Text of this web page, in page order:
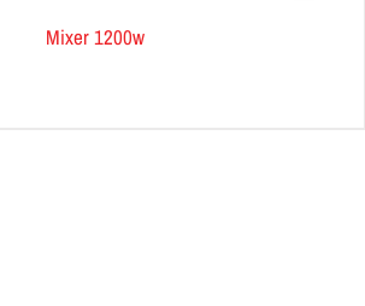
Mixer 1200w